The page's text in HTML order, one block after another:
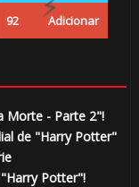
92 Adicionar
Morte - Parte 2"!
de "Harry Potter"
Potter"!